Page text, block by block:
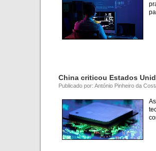
China criticou Estados
Publicado por: António Pinheiro da